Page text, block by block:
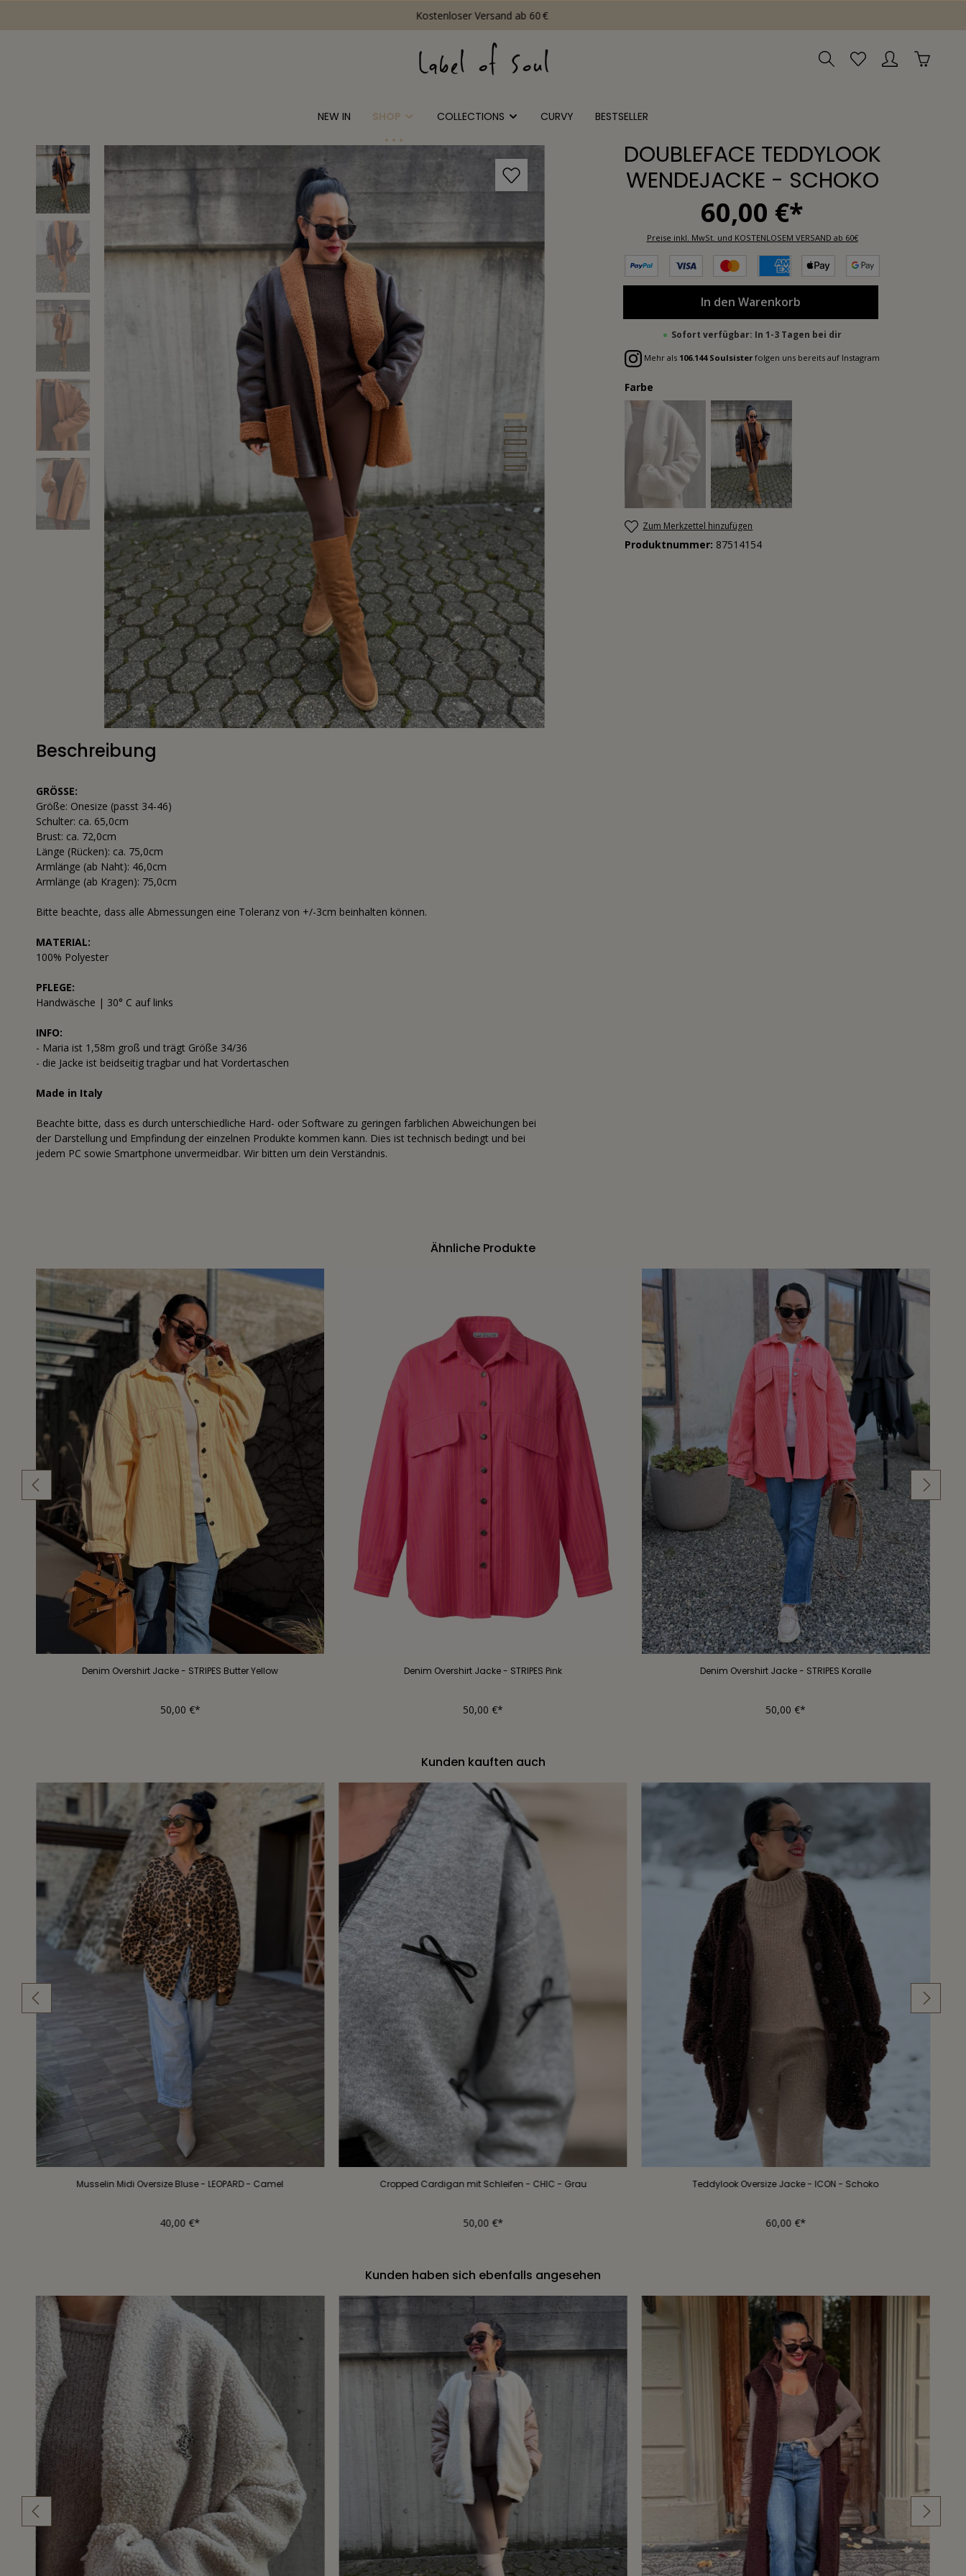
NEW IN SHOP COLLECTIONS CURVY BESTSELLER
DOUBLEFACE TEDDYLOOK
WENDEJACKE - SCHOKO
60,00 €*
Preise inkl. MwSt. und KOSTENLOSEM VERSAND ab 60€
In den Warenkorb
Sofort verfügbar: In 1-3 Tagen bei dir
Mehr als 106.144 Soulsister folgen uns bereits auf Instagram
Farbe
Zum Merkzettel hinzufügen
Produktnummer: 87514154
Beschreibung
GRÖSSE:
Größe: Onesize (passt 34-46)
Schulter: ca. 65,0cm
Brust: ca. 72,0cm
Länge (Rücken): ca. 75,0cm
Armlänge (ab Naht): 46,0cm
Armlänge (ab Kragen): 75,0cm
Bitte beachte, dass alle Abmessungen eine Toleranz von +/-3cm beinhalten können.
MATERIAL:
100% Polyester
PFLEGE:
Handwäsche | 30° C auf links
INFO:
- Maria ist 1,58m groß und trägt Größe 34/36
- die Jacke ist beidseitig tragbar und hat Vordertaschen
Made in Italy
Beachte bitte, dass es durch unterschiedliche Hard- oder Software zu geringen farblichen Abweichungen bei
der Darstellung und Empfindung der einzelnen Produkte kommen kann. Dies ist technisch bedingt und bei
jedem PC sowie Smartphone unvermeidbar. Wir bitten um dein Verständnis.
Ähnliche Produkte
Denim Overshirt Jacke - STRIPES Butter Yellow
50,00 €*
Denim Overshirt Jacke - STRIPES Pink
50,00 €*
Denim Overshirt Jacke - STRIPES Koralle
50,00 €*
Kunden kauften auch
Musselin Midi Oversize Bluse - LEOPARD - Camel
40,00 €*
Cropped Cardigan mit Schleifen - CHIC - Grau
50,00 €*
Teddylook Oversize Jacke - ICON - Schoko
60,00 €*
Kunden haben sich ebenfalls angesehen